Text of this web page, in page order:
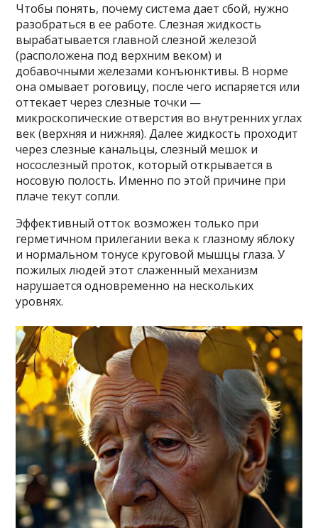
Чтобы понять, почему система дает сбой, нужно
разобраться в ее работе. Слезная жидкость
вырабатывается главной слезной железой
(расположена под верхним веком) и
добавочными железами конъюнктивы. В норме
она омывает роговицу, после чего испаряется или
оттекает через слезные точки —
микроскопические отверстия во внутренних углах
век (верхняя и нижняя). Далее жидкость проходит
через слезные канальцы, слезный мешок и
носослезный проток, который открывается в
носовую полость. Именно по этой причине при
плаче текут сопли.
Эффективный отток возможен только при
герметичном прилегании века к глазному яблоку
и нормальном тонусе круговой мышцы глаза. У
пожилых людей этот слаженный механизм
нарушается одновременно на нескольких
уровнях.